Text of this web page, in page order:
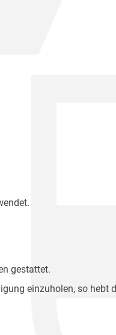
gestattet.
einzuholen, so hebt